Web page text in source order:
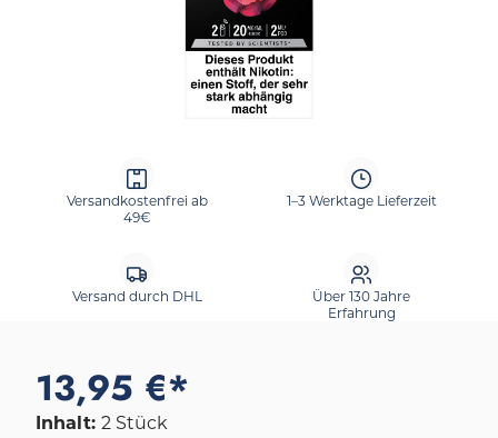
Versandkostenfrei ab
49€
1–3 Werktage Lieferzeit
Versand durch DHL
Über 130 Jahre
Erfahrung
13,95 €*
Inhalt: 2 Stück